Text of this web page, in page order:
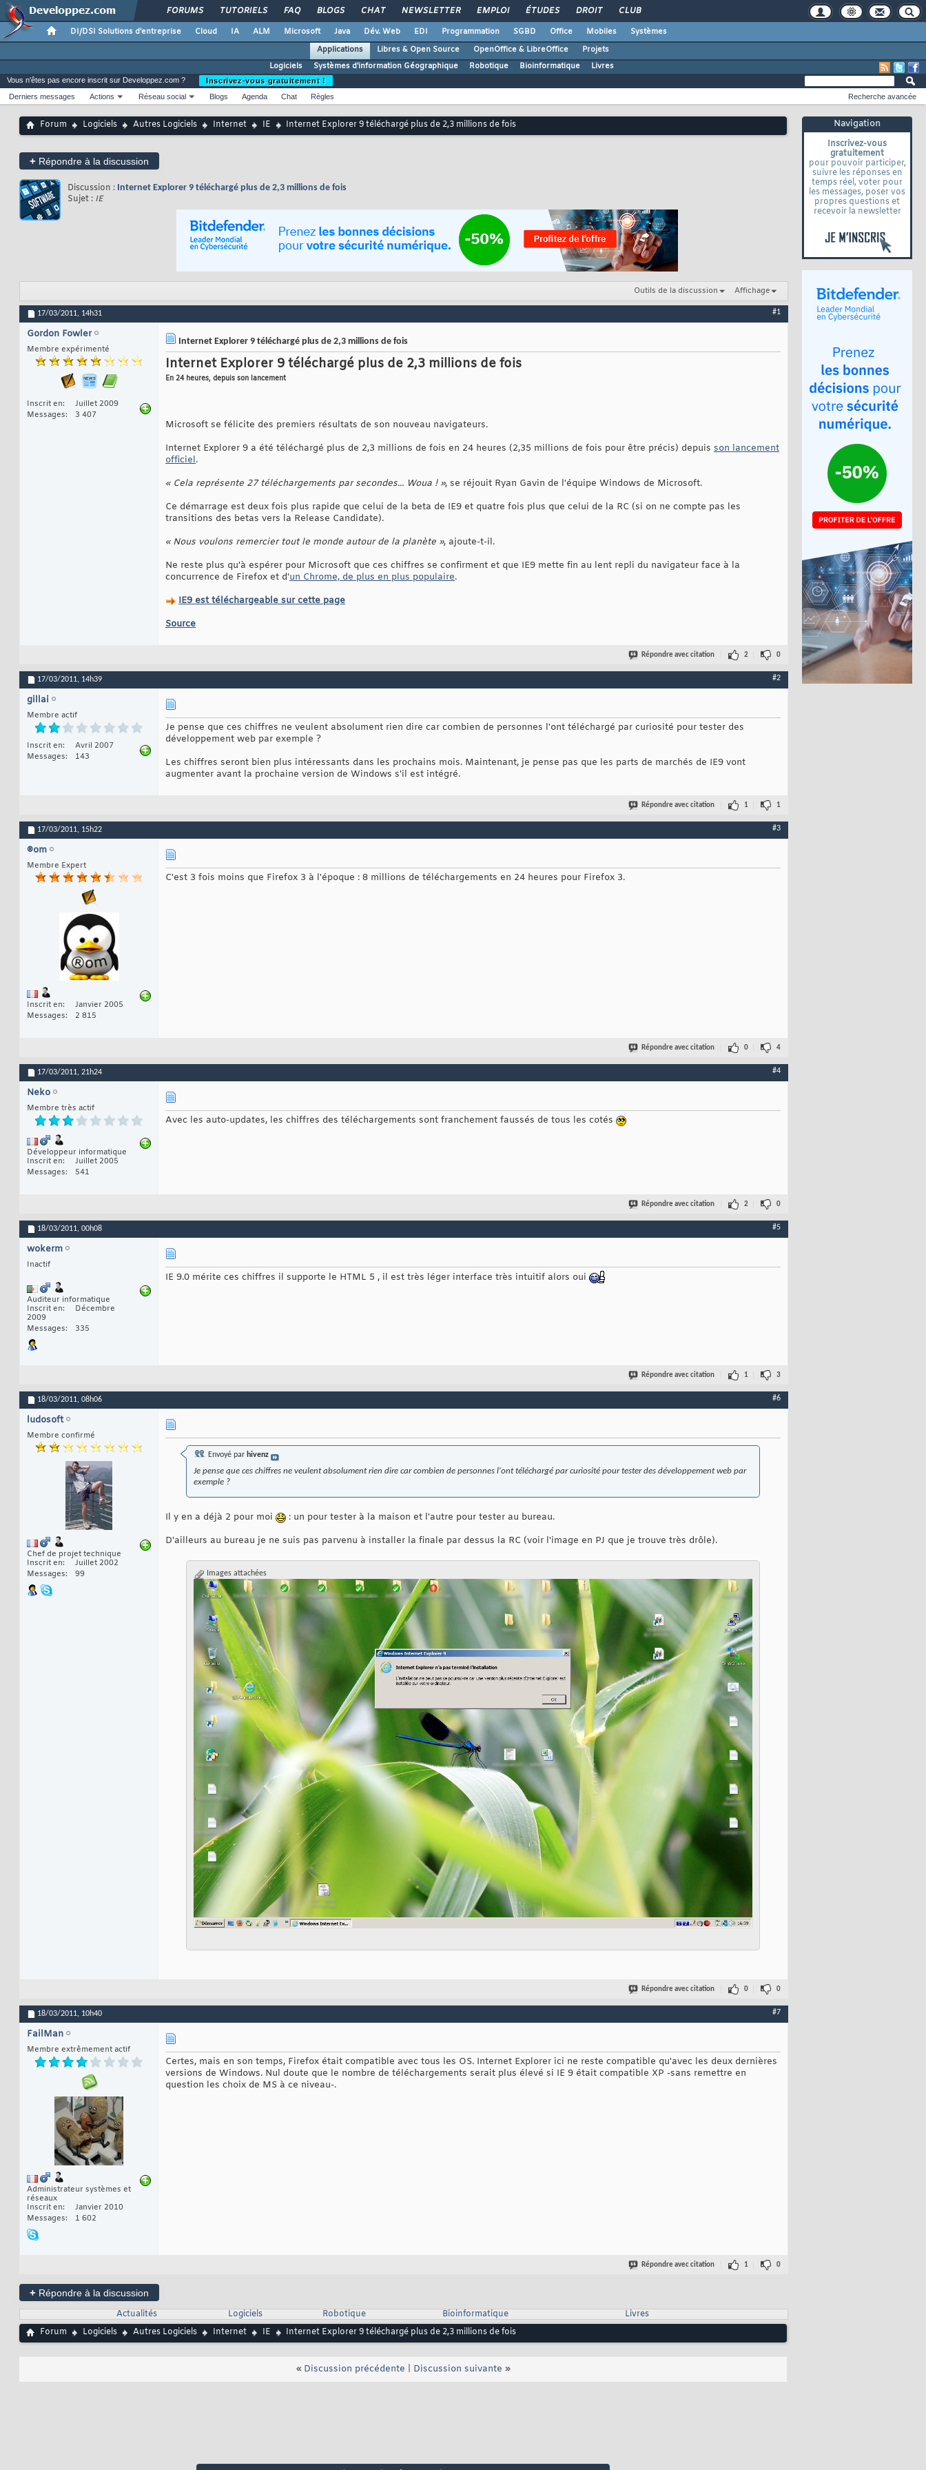
FORUMS TUTORIELS FAQ BLOGS CHAT NEWSLETTER EMPLOI ÉTUDES DROIT CLUB
DI/DSI Solutions d'entreprise Cloud IA ALM Microsoft Java Dév. Web EDI Programmation SGBD Office Mobiles
Systèmes
Applications
Libres & Open Source OpenOffice & LibreOffice
Projets
Logiciels
Systèmes d'information Géographique Robotique Bioinformatique Livres
Navigation
Inscrivez-vous
gratuitement
pour pouvoir participer,
suivre les réponses en
temps réel, voter pour
les messages, poser vos
propres questions et
recevoir la newsletter
Vous n'êtes pas encore inscrit sur Developpez.com ?
Inscrivez-vous gratuitement !
Derniers messages
Actions Réseau social Blogs Agenda Chat Règles Recherche avancée
Forum Logiciels Autres Logiciels Internet IE Internet Explorer 9 téléchargé plus de 2,3 millions de fois
+ Répondre à la discussion
Discussion : Internet Explorer 9 téléchargé plus de 2,3 millions de fois
Sujet : IE
Outils de la discussion Affichage
17/03/2011, 14h31 #1
Gordon Fowler
Membre expérimenté
Inscrit en
Juillet 2009
Messages
3 407
Internet Explorer 9 téléchargé plus de 2,3 millions de fois
Internet Explorer 9 téléchargé plus de 2,3 millions de fois
En 24 heures, depuis son lancement
Microsoft se félicite des premiers résultats de son nouveau navigateurs.
Internet Explorer 9 a été téléchargé plus de 2,3 millions de fois en 24 heures (2,35 millions de fois pour être précis) depuis son lancement
officiel.
« Cela représente 27 téléchargements par secondes... Woua ! », se réjouit Ryan Gavin de l'équipe Windows de Microsoft.
Ce démarrage est deux fois plus rapide que celui de la beta de IE9 et quatre fois plus que celui de la RC (si on ne compte pas les
transitions des betas vers la Release Candidate).
« Nous voulons remercier tout le monde autour de la planète », ajoute-t-il.
Ne reste plus qu'à espérer pour Microsoft que ces chiffres se confirment et que IE9 mette fin au lent repli du navigateur face à la
concurrence de Firefox et d'un Chrome, de plus en plus populaire.
IE9 est téléchargeable sur cette page
Source
Répondre avec citation 2 0
17/03/2011, 14h39 #2
gillai
Membre actif
Inscrit en
Avril 2007
Messages
143
Je pense que ces chiffres ne veulent absolument rien dire car combien de personnes l'ont téléchargé par curiosité pour tester des
développement web par exemple ?
Les chiffres seront bien plus intéressants dans les prochains mois. Maintenant, je pense pas que les parts de marchés de IE9 vont
augmenter avant la prochaine version de Windows s'il est intégré.
Répondre avec citation 1 1
17/03/2011, 15h22 #3
®om
Membre Expert
Inscrit en
Janvier 2005
Messages
2 815
C'est 3 fois moins que Firefox 3 à l'époque : 8 millions de téléchargements en 24 heures pour Firefox 3.
Répondre avec citation 0 4
17/03/2011, 21h24 #4
Neko
Membre très actif
Développeur informatique
Inscrit en
Juillet 2005
Messages
541
Avec les auto-updates, les chiffres des téléchargements sont franchement faussés de tous les cotés
Répondre avec citation 2 0
18/03/2011, 00h08 #5
wokerm
Inactif
Auditeur informatique
Inscrit en
Décembre
2009
Messages
335
IE 9.0 mérite ces chiffres il supporte le HTML 5 , il est très léger interface très intuitif alors oui
Répondre avec citation 1 3
18/03/2011, 08h06 #6
ludosoft
Membre confirmé
Chef de projet technique
Inscrit en
Juillet 2002
Messages
99
Envoyé par hivenz
Je pense que ces chiffres ne veulent absolument rien dire car combien de personnes l'ont téléchargé par curiosité pour tester des développement web par
exemple ?
Il y en a déjà 2 pour moi
: un pour tester à la maison et l'autre pour tester au bureau.
D'ailleurs au bureau je ne suis pas parvenu à installer la finale par dessus la RC (voir l'image en PJ que je trouve très drôle).
Images attachées
Répondre avec citation 0 0
18/03/2011, 10h40 #7
FailMan
Membre extrêmement actif
Administrateur systèmes et
réseaux
Inscrit en
Janvier 2010
Messages
1 602
Certes, mais en son temps, Firefox était compatible avec tous les OS. Internet Explorer ici ne reste compatible qu'avec les deux dernières
versions de Windows. Nul doute que le nombre de téléchargements serait plus élevé si IE 9 était compatible XP -sans remettre en
question les choix de MS à ce niveau-.
Répondre avec citation 1 0
+ Répondre à la discussion
Actualités
Logiciels Robotique Bioinformatique
Livres
Forum
Logiciels Autres Logiciels Internet IE Internet Explorer 9 téléchargé plus de 2,3 millions de fois
« Discussion précédente Discussion suivante »